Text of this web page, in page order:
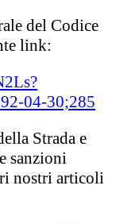
del Codice
link:
04-30;285
Strada e
sanzioni
nostri articoli